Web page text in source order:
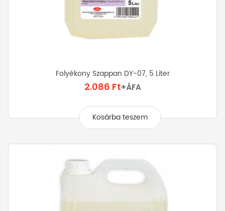
Folyékony Szappan DY-07, 5 Liter
2.086 Ft+ÁFA
Kosárba teszem